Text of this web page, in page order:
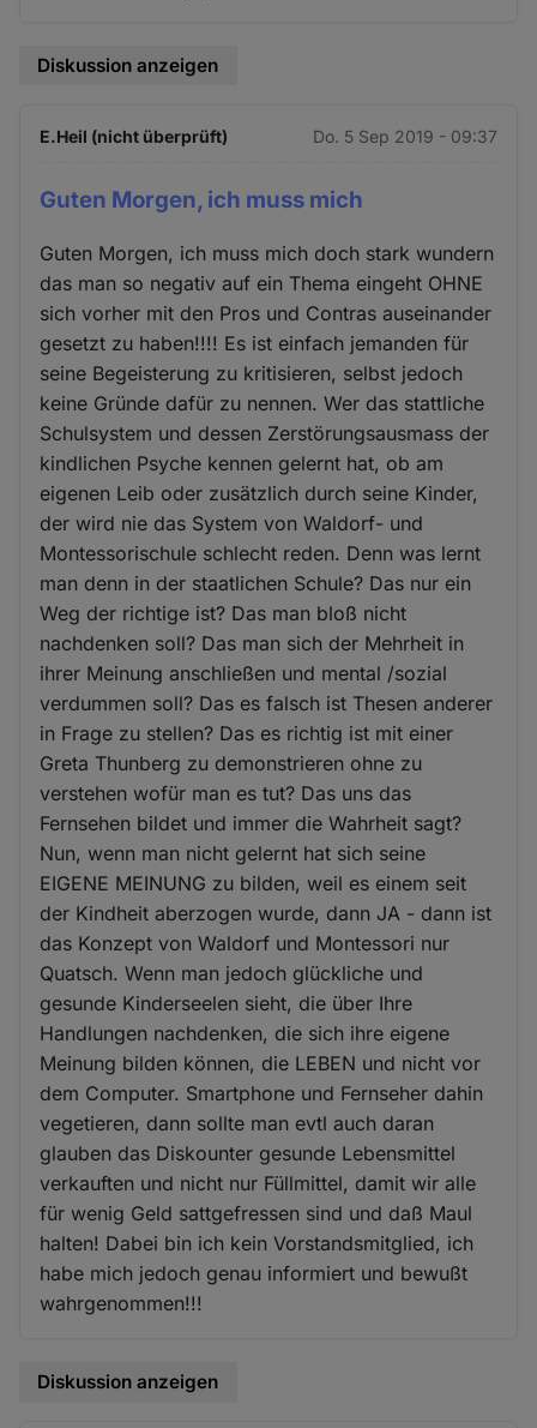
Diskussion anzeigen
E.Heil (nicht überprüft) Do. 5 Sep 2019 - 09:37
Guten Morgen, ich muss mich
Guten Morgen, ich muss mich doch stark wundern
das man so negativ auf ein Thema eingeht OHNE
sich vorher mit den Pros und Contras auseinander
gesetzt zu haben!!!! Es ist einfach jemanden für
seine Begeisterung zu kritisieren, selbst jedoch
keine Gründe dafür zu nennen. Wer das stattliche
Schulsystem und dessen Zerstörungsausmass der
kindlichen Psyche kennen gelernt hat, ob am
eigenen Leib oder zusätzlich durch seine Kinder,
der wird nie das System von Waldorf- und
Montessorischule schlecht reden. Denn was lernt
man denn in der staatlichen Schule? Das nur ein
Weg der richtige ist? Das man bloß nicht
nachdenken soll? Das man sich der Mehrheit in
ihrer Meinung anschließen und mental /sozial
verdummen soll? Das es falsch ist Thesen anderer
in Frage zu stellen? Das es richtig ist mit einer
Greta Thunberg zu demonstrieren ohne zu
verstehen wofür man es tut? Das uns das
Fernsehen bildet und immer die Wahrheit sagt?
Nun, wenn man nicht gelernt hat sich seine
EIGENE MEINUNG zu bilden, weil es einem seit
der Kindheit aberzogen wurde, dann JA - dann ist
das Konzept von Waldorf und Montessori nur
Quatsch. Wenn man jedoch glückliche und
gesunde Kinderseelen sieht, die über Ihre
Handlungen nachdenken, die sich ihre eigene
Meinung bilden können, die LEBEN und nicht vor
dem Computer. Smartphone und Fernseher dahin
vegetieren, dann sollte man evtl auch daran
glauben das Diskounter gesunde Lebensmittel
verkauften und nicht nur Füllmittel, damit wir alle
für wenig Geld sattgefressen sind und daß Maul
halten! Dabei bin ich kein Vorstandsmitglied, ich
habe mich jedoch genau informiert und bewußt
wahrgenommen!!!
Diskussion anzeigen